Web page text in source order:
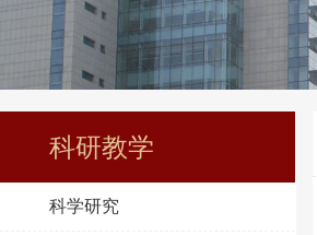
科研教学
科学研究